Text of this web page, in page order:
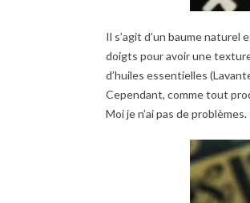
Il s’agit d’un baume
doigts pour avoir une
d’huiles essentielles
Cependant, comme tout
Moi je n’ai pas de problèmes.